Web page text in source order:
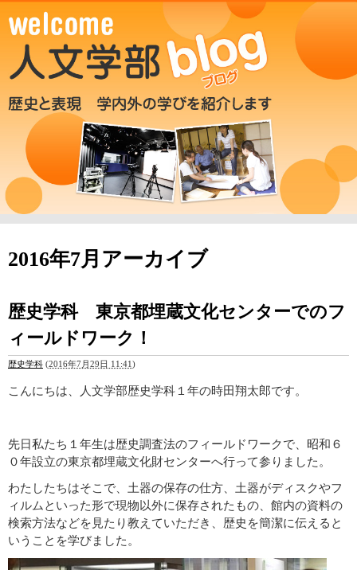
2016年7月アーカイブ
歴史学科 東京都埋蔵文化センターでのフ
ィールドワーク！
歴史学科 (2016年7月29日 11:41)
こんにちは、人文学部歴史学科１年の時田翔太郎です。
先日私たち１年生は歴史調査法のフィールドワークで、昭和６
０年設立の東京都埋蔵文化財センターへ行って参りました。
わたしたちはそこで、土器の保存の仕方、土器がディスクやフ
ィルムといった形で現物以外に保存されたもの、館内の資料の
検索方法などを見たり教えていただき、歴史を簡潔に伝えると
いうことを学びました。